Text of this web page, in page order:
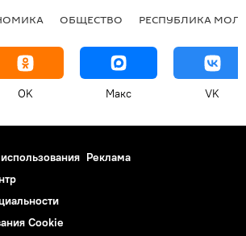
ОБЩЕСТВО РЕСПУБЛИКА
OK Макс VK
Реклама
Cookie